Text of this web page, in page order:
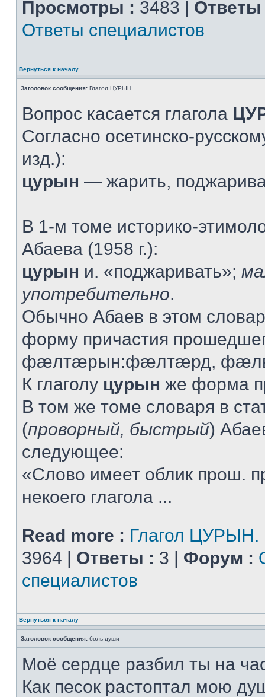
Просмотры : 3483 | Ответы
Ответы специалистов
Вернуться к началу
Заголовок сообщения: Глагол ЦУРЫН.
Вопрос касается глагола
Согласно осетинско-
изд.):
цурын — жарить,
В 1-м томе историко-
Абаева (1958 г.):
цурын и. «поджаривать»;
употребительно.
Обычно Абаев в этом
форму причастия
фæлтæрын:фæлтæрд,
К глаголу цурын же форма
В том же томе словаря в
(проворный, быстрый)
следующее:
«Слово имеет облик прош.
некоего глагола ...
Read more : Глагол ЦУРЫН.
3964 | Ответы : 3 | Форум :
специалистов
Вернуться к началу
Заголовок сообщения: боль души
Моё сердце разбил ты на
Как песок растоптал мою